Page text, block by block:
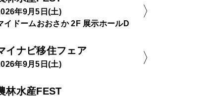
年9月5日(土)
イドームおおさか 2F 展示ホールD
イナビ移住フェア
年9月5日(土)
林水産FEST